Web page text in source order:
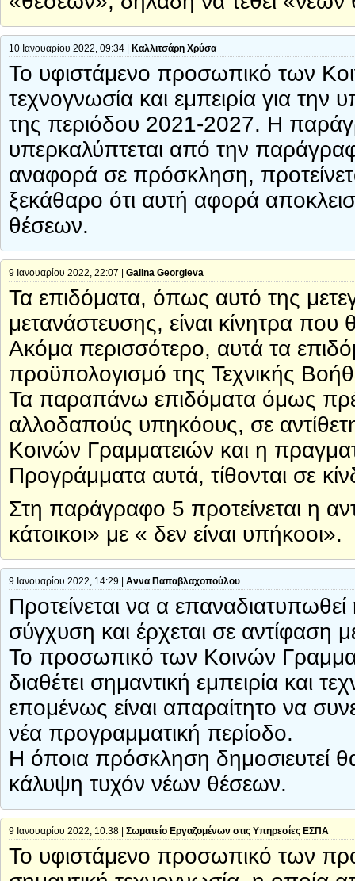
10 Ιανουαρίου 2022, 09:34 | Καλλιτσάρη Χρύσα
Το υφιστάμενο προσωπικό των
τεχνογνωσία και εμπειρία για
της περιόδου 2021-2027. Η
υπερκαλύπτεται από την
αναφορά σε πρόσκληση,
ξεκάθαρο ότι αυτή αφορά
θέσεων.
9 Ιανουαρίου 2022, 22:07 | Galina Georgieva
Τα επιδόματα, όπως αυτό της
μετανάστευσης, είναι κίνητρα
Ακόμα περισσότερο, αυτά τα
προϋπολογισμό της Τεχνικής
Τα παραπάνω επιδόματα όμως
αλλοδαπούς υπηκόους, σε
Κοινών Γραμματειών και η
Προγράμματα αυτά, τίθονται σε
Στη παράγραφο 5 προτείνεται η
κάτοικοι» με « δεν είναι υπήκοοι».
9 Ιανουαρίου 2022, 14:29 | Αννα Παπαβλαχοπούλου
Προτείνεται να α
σύγχυση και έρχεται σε
Το προσωπικό των Κοινών
διαθέτει σημαντική εμπειρία και
επομένως είναι απαραίτητο να
νέα προγραμματική περίοδο.
Η όποια πρόσκληση δημοσιευτεί
κάλυψη τυχόν νέων θέσεων.
9 Ιανουαρίου 2022, 10:38 | Σωματείο Εργαζομένων στις Υπηρεσίες ΕΣΠΑ
Το υφιστάμενο προσωπικό των